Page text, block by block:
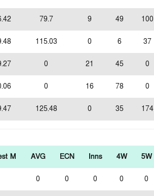
79.7 9 49 100
115.03 0 6 37
0 21 45 0
0 16 78 0
125.48 0 35 174
M AVG ECN Inns 4W 5W
0 0 0 0 0